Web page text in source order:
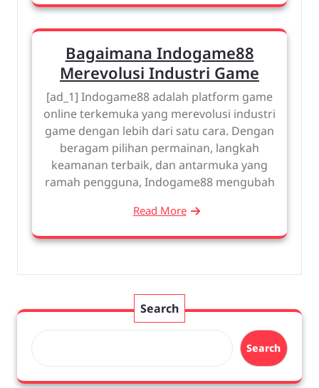
Bagaimana Indogame88
Merevolusi Industri Game
[ad_1] Indogame88 adalah platform game
online terkemuka yang merevolusi industri
game dengan lebih dari satu cara. Dengan
beragam pilihan permainan, langkah
keamanan terbaik, dan antarmuka yang
ramah pengguna, Indogame88 mengubah
Read More
Search
Search